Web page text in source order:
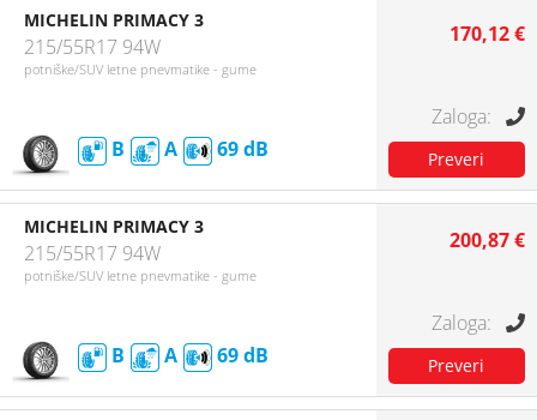
MICHELIN PRIMACY 3
215/55R17 94W
potniške/SUV letne pnevmatike - gume
B A 69
170,12 €
MICHELIN PRIMACY 3
215/55R17 94W
potniške/SUV letne pnevmatike - gume
B A 69
200,87 €